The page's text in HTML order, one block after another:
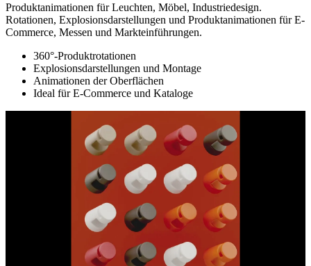
Produktanimationen für Leuchten, Möbel, Industriedesign.
Rotationen, Explosionsdarstellungen und Produktanimationen für E-
Commerce, Messen und Markteinführungen.
360°-Produktrotationen
Explosionsdarstellungen und Montage
Animationen der Oberflächen
Ideal für E-Commerce und Kataloge